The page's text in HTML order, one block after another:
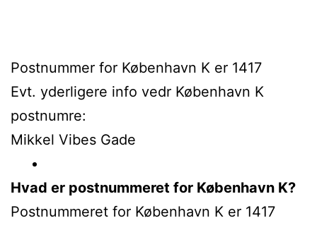
Postnummer for København K er 1417
Evt. yderligere info vedr København K
postnumre:
Mikkel Vibes Gade
Hvad er postnummeret for København K?
Postnummeret for København K er 1417